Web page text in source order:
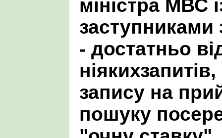
міністра МВС
заступниками
- достатньо
ніякихзапитів,
запису на
пошуку